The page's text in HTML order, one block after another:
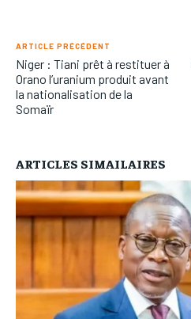
ARTICLE PRÉCÉDENT
Niger : Tiani prêt à restituer à
Orano l’uranium produit avant
la nationalisation de la
Somaïr
ARTICLES SIMAILAIRES